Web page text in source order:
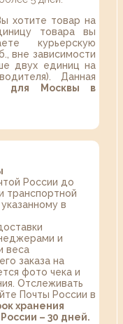
хотите товар на
товара вы
курьерскую
вне зависимости
двух единиц на
Данная
для Москвы в
России до
транспортной
в
и
веса
заказа на
фото чека и
Отслеживать
Почты России в
хранения
– 30 дней.